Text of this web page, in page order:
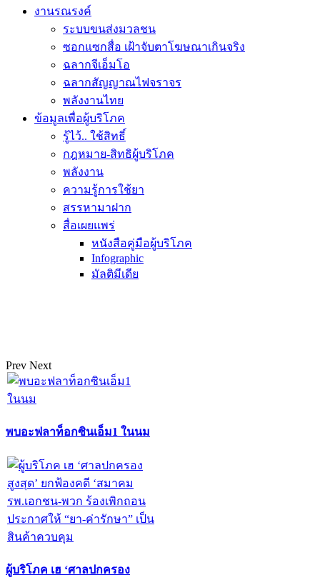
งานรณรงค์
ระบบขนส่งมวลชน
ซอกแซกสื่อ เฝ้าจับตาโฆษณาเกินจริง
ฉลากจีเอ็มโอ
ฉลากสัญญาณไฟจราจร
พลังงานไทย
ข้อมูลเพื่อผู้บริโภค
รู้ไว้.. ใช้สิทธิ์
กฎหมาย-สิทธิผู้บริโภค
พลังงาน
ความรู้การใช้ยา
สรรหามาฝาก
สื่อเผยแพร่
หนังสือคู่มือผู้บริโภค
Infographic
มัลติมีเดีย
Prev Next
พบอะฟลาท็อกซินเอ็ม1 ในนม
ผู้บริโภค เฮ ‘ศาลปกครอง